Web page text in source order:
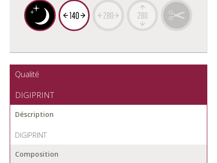
Qualité
DIGIPRINT
Déscription
DIGIPRINT
Composition